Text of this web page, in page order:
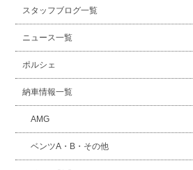
スタッフブログ一覧
ニュース一覧
ポルシェ
納車情報一覧
AMG
ベンツA・B・その他